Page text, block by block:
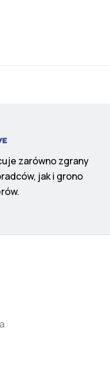
zarówno zgrany
jak i grono